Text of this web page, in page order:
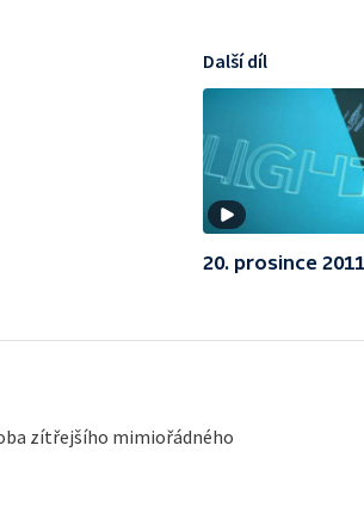
Další díl
20. prosince 2011
zítřejšího mimiořádného